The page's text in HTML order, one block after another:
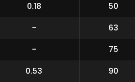
50
0.18
63
-
75
-
90
0.53